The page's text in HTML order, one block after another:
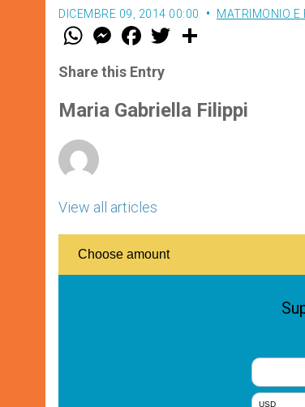
DICEMBRE 09, 2014 00:00 MATRIMONIO E
W
t
s
p
p
M
e
s
e
g
e
F
a
e
b
o
k
w
r
Share this Entry
Maria Gabriella Filippi
View all articles